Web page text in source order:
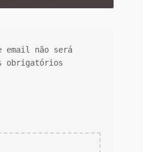
email não será
obrigatórios